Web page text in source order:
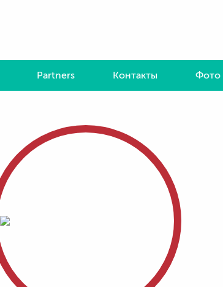
Partners Контакты Фото